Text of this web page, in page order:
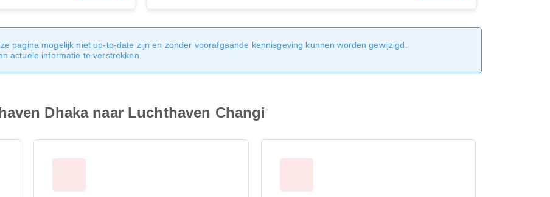
pagina mogelijk niet up-to-date zijn en zonder voorafgaande kennisgeving kunnen worden gewijzigd.
actuele informatie te verstrekken.
Dhaka naar Luchthaven Changi